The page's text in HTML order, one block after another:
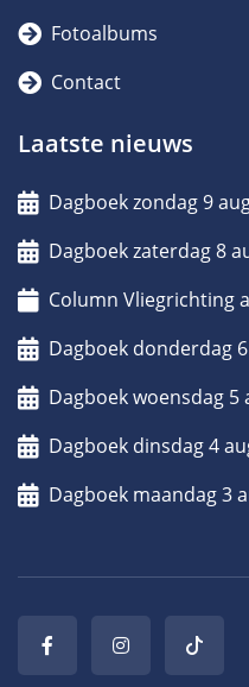
Fotoalbums
Contact
Laatste nieuws
Dagboek zondag 9
Dagboek zaterdag 8
Column Vliegrichting
Dagboek donderdag
Dagboek woensdag 5
Dagboek dinsdag 4
Dagboek maandag 3